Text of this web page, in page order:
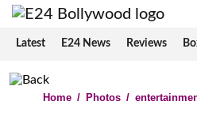
Latest E24 News Reviews
Home / Photos /